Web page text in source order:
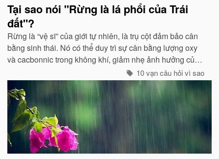
Tại sao nói "Rừng là lá phổi của Trái
đất"?
Rừng là “vệ sĩ” của giới tự nhiên, là trụ cột đảm bảo cân
bằng sinh thái. Nó có thể duy trì sự cân bằng lượng oxy
và cacbonnic trong không khí, giảm nhẹ ảnh hưởng của
các chất thải, khí độc gây nên ô nhiễm, làm trong sạch
môi trường...
10 vạn câu hỏi vì sao